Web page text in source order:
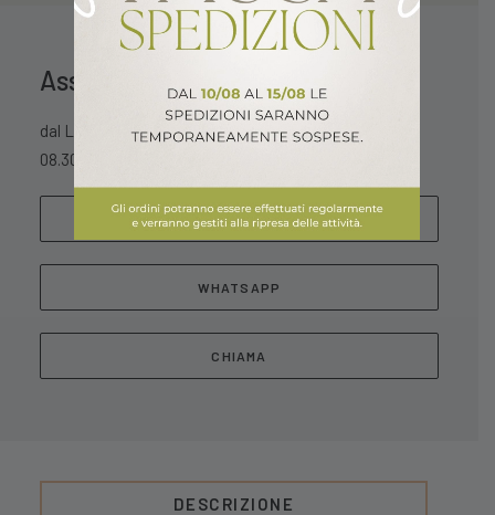
Assistenza Clienti
dal Lunedì al Sabato
08.30 – 13.00 / 15.30 – 18.30
SCRIVICI
WHATSAPP
CHIAMA
DESCRIZIONE